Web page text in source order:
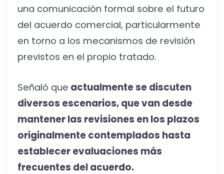
una comunicación formal sobre el futuro
del acuerdo comercial, particularmente
en torno a los mecanismos de revisión
previstos en el propio tratado.
Señaló que actualmente se discuten
diversos escenarios, que van desde
mantener las revisiones en los plazos
originalmente contemplados hasta
establecer evaluaciones más
frecuentes del acuerdo.